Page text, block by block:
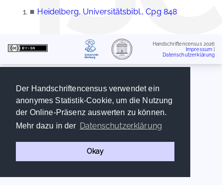
Der Handschriftencensus verwendet ein
anonymes Statistik-Cookie, um die Nutzung
der Online-Präsenz auswerten zu können.
Mehr dazu in der Datenschutzerklärung
Okay
■ Heidelberg, Universitätsbibl., Cpg 848
Handschriftencensus 2026
Impressum
Datenschutzerklärung